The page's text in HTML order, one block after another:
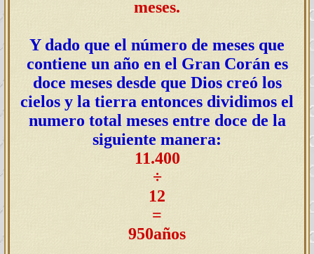
meses.
Y dado que el número de meses que
contiene un año en el Gran Corán es
doce meses desde que Dios creó los
cielos y la tierra entonces dividimos el
numero total meses entre doce de la
siguiente manera:
11.400
÷
12
=
950años